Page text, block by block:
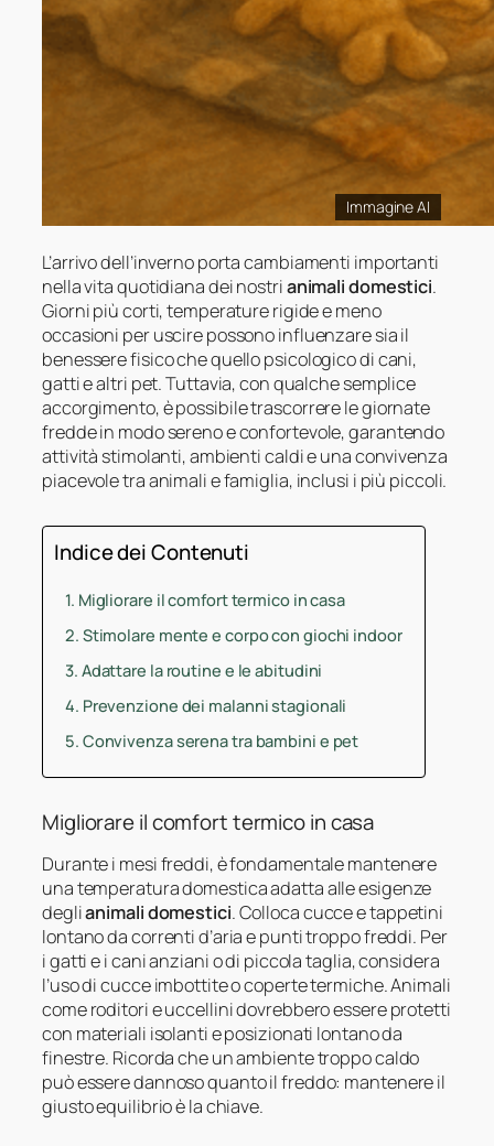
Immagine AI
L’arrivo dell’inverno porta cambiamenti importanti
nella vita quotidiana dei nostrianimali domestici.
Giorni più corti, temperature rigide e meno
occasioni per uscire possono influenzare sia il
benessere fisico che quello psicologico di cani,
gatti e altri pet. Tuttavia, con qualche semplice
accorgimento, è possibile trascorrere le giornate
fredde in modo sereno e confortevole, garantendo
attività stimolanti, ambienti caldi e una convivenza
piacevole tra animali e famiglia, inclusi i più piccoli.
Indice dei Contenuti
Migliorare il comfort termico in casa
Stimolare mente e corpo con giochi indoor
Adattare la routine e le abitudini
Prevenzione dei malanni stagionali
Convivenza serena tra bambini e pet
Migliorare il comfort termico in casa
Durante i mesi freddi, è fondamentale mantenere
una temperatura domestica adatta alle esigenze
deglianimali domestici. Colloca cucce e tappetini
lontano da correnti d’aria e punti troppo freddi. Per
i gatti e i cani anziani o di piccola taglia, considera
l’uso di cucce imbottite o coperte termiche. Animali
come roditori e uccellini dovrebbero essere protetti
con materiali isolanti e posizionati lontano da
finestre. Ricorda che un ambiente troppo caldo
può essere dannoso quanto il freddo: mantenere il
giusto equilibrio è la chiave.